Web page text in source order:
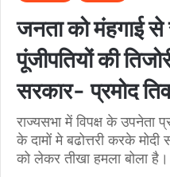
जनता को मंहगाई
पूंजीपतियों की
सरकार- प्रमोद
राज्यसभा में विपक्ष के उपनेता
के दामों मे बढोत्तरी करके मोदी
को लेकर तीखा हमला बोला है।